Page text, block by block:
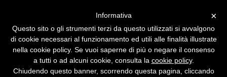
×
Informativa
Questo sito o gli strumenti terzi da questo utilizzati si avvalgono
di cookie necessari al funzionamento ed utili alle finalità illustrate
nella cookie policy. Se vuoi saperne di più o negare il consenso
a tutti o ad alcuni cookie, consulta la cookie policy.
Chiudendo questo banner, scorrendo questa pagina, cliccando